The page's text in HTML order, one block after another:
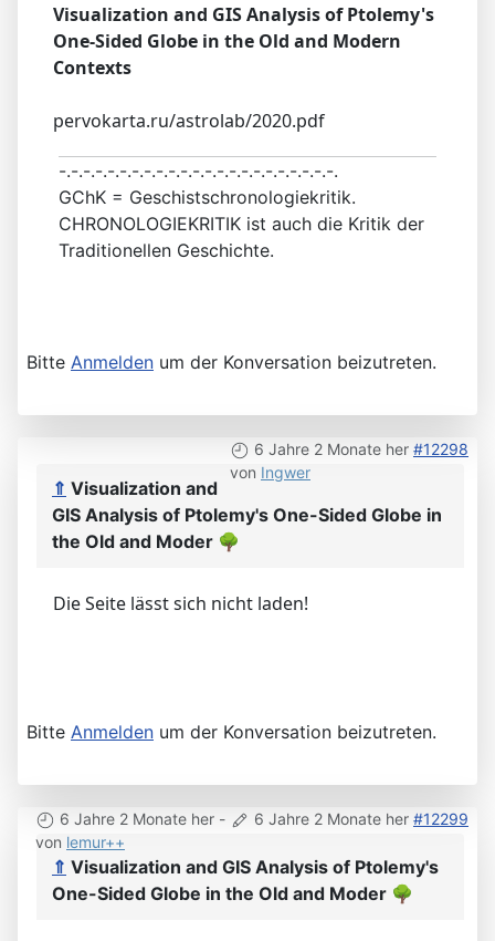
Visualization and GIS Analysis of Ptolemy's
One-Sided Globe in the Old and Modern
Contexts
pervokarta.ru/astrolab/2020.pdf
-.-.-.-.-.-.-.-.-.-.-.-.-.-.-.-.-.-.-.-.-.-.-.
GChK = Geschistschronologiekritik.
CHRONOLOGIEKRITIK ist auch die Kritik der
Traditionellen Geschichte.
Bitte Anmelden um der Konversation beizutreten.
6 Jahre 2 Monate her #12298
von Ingwer
⇑ Visualization and
GIS Analysis of Ptolemy's One-Sided Globe in
the Old and Moder 🌳
Die Seite lässt sich nicht laden!
Bitte Anmelden um der Konversation beizutreten.
6 Jahre 2 Monate her - 6 Jahre 2 Monate her #12299
von lemur++
⇑ Visualization and GIS Analysis of Ptolemy's
One-Sided Globe in the Old and Moder 🌳